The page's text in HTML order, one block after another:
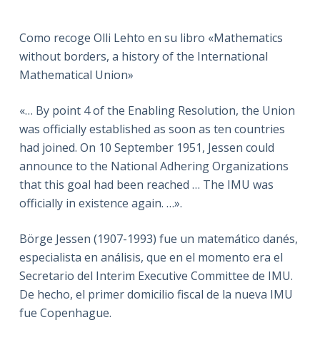
Como recoge Olli Lehto en su libro «Mathematics
without borders, a history of the International
Mathematical Union»
«… By point 4 of the Enabling Resolution, the Union
was officially established as soon as ten countries
had joined. On 10 September 1951, Jessen could
announce to the National Adhering Organizations
that this goal had been reached … The IMU was
officially in existence again. …».
Börge Jessen (1907-1993) fue un matemático danés,
especialista en análisis, que en el momento era el
Secretario del Interim Executive Committee de IMU.
De hecho, el primer domicilio fiscal de la nueva IMU
fue Copenhague.